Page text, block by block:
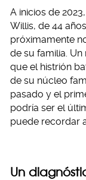
A inicios de
Willis, de 44
próximamente
de su familia.
que el histrión
de su núcleo
pasado y el
podría ser el
puede recordar
Un